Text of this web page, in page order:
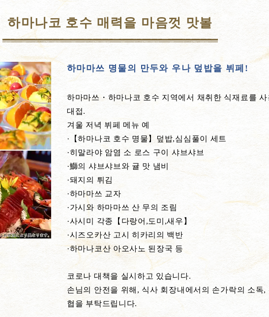
하마나코 호수 매력을 마음껏 맛볼
하마마쓰 명물의 만두와 우나 덮밥을 뷔페!
하마마쓰・하마나코 호수 지역에서 채취한 식재료를
대접.
겨울 저녁 뷔페 메뉴 예
·【하마나코 호수 명물】덮밥,심심풀이 세트
·히말라야 암염 소 로스 구이 샤브샤브
·鰤의 샤브샤브와 귤 맛 냄비
·돼지의 튀김
·하마마쓰 교자
·가시와 하마마쓰 산 무의 조림
·사시미 각종【다랑어,도미,새우】
·시즈오카산 고시 히카리의 백반
·하마나코산 아오사노 된장국 등
코로나 대책을 실시하고 있습니다.
손님의 안전을 위해, 식사 회장내에서의 손가락의 소독
협을 부탁드립니다.